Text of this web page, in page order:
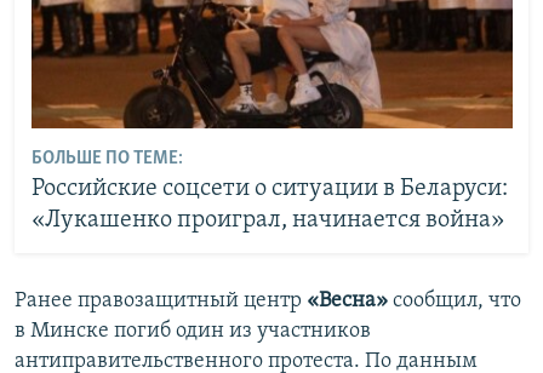
БОЛЬШЕ ПО ТЕМЕ:
Российские соцсети о ситуации в Беларуси:
«Лукашенко проиграл, начинается война»
Ранее правозащитный центр «Весна» сообщил, что
в Минске погиб один из участников
антиправительственного протеста. По данным